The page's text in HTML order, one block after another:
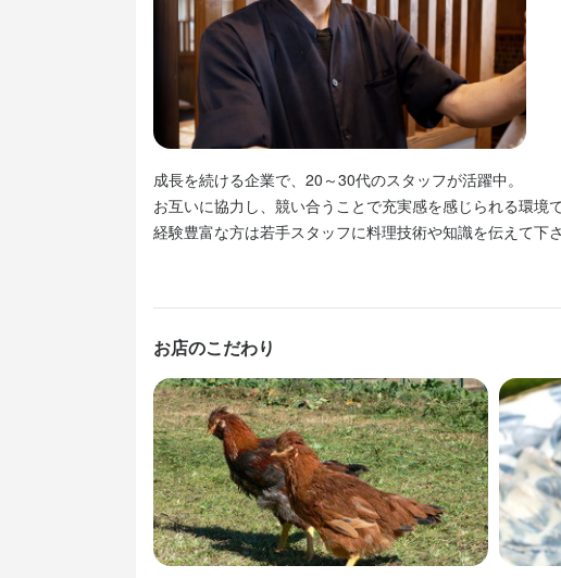
成長を続ける企業で、20～30代のスタッフが活躍中。
お互いに協力し、競い合うことで充実感を感じられる環境
経験豊富な方は若手スタッフに料理技術や知識を伝えて下
お店のこだわり
求人を選択する
店長候補
正社員 ホールスタッフ
正社員 調理師・調理スタッフ
ホールスタッフ
求人を選択する
ホールスタッフ
求人を選択する
調理師・調理スタッフ
求人を選択する
調理師・調理スタッフ
特に注目すべきは、全国で唯一当社だけが扱う「おおいた
この地鶏は烏骨鶏との掛け合わせで生まれた特別な食材
最高の食材に日々触れながら、料理人としての腕を磨ける
身に付くスキル
包丁さばき 日本酒の知識 ウイスキーの知識 リキュール・スピリッツの知
出店開業ノウハウ
店舗運営 メニュー開発 仕入れ・食材の目利き
和食・焼き鳥の店長経験がある方
求める人物像
・新規出店のあらゆる業務に携わり、経験を積みたい方
・和食や洋食のほか、他ジャンルの調理経験も積みたい方
応募資格
歓迎スキル・経験
業界未経験者、新卒・第2新卒者フリーターも大歓迎！
・和食や洋食のほか、他ジャンルの調理経験も積みたい方
・幅広い人脈を築きたい方(大分や青森の生産者や漁港との
・メニュー開発が得意な方
・日本酒など、お酒に興味のある方
・業態開発や企画などに興味がある方
お店の採用担当者からのメッセージ
特に注目すべきは、全国で唯一当社だけが扱う「おおいた
この地鶏は烏骨鶏との掛け合わせで生まれた特別な食材
最高の食材に日々触れながら、料理人としての腕を磨ける
身に付くスキル
包丁さばき 日本酒の知識 ウイスキーの知識 リキュール・スピリッツの
出店開業ノウハウ
店舗運営 メニュー開発 仕入れ・食材の目利き
歓迎スキル・経験
経験ジャンル不問、飲食店経験者優遇
業界未経験者、新卒・第2新卒者フリーターも大歓迎！
求める人物像
・新規出店のあらゆる業務に携わり、経験を積みたい方
・シフトは2週間ごと！時短勤務もOK！
週2日・1日2時間から働けるので、学校のテスト期間やプ
シフトは2週間ごとに決められ、希望の曜日や時間がほぼ
伝えください。
大学生を中心に、フリーターや高校生も活躍中です！
【嬉しい待遇が充実】
・車やバイクでの通勤OK！
多くの学生が通学定期圏内で通勤しています。
バイト終わりには、健康を考えた美味しいまかないが提供
【正社員を目指す方もサポート】
社員登用制度があるので、アルバイトから始めて将来的
「最初から正社員は不安」という方も安心してスタートで
身に付くスキル
ウイスキーの知識 リキュール・スピリッツの知識 肉の知識 魚の知識